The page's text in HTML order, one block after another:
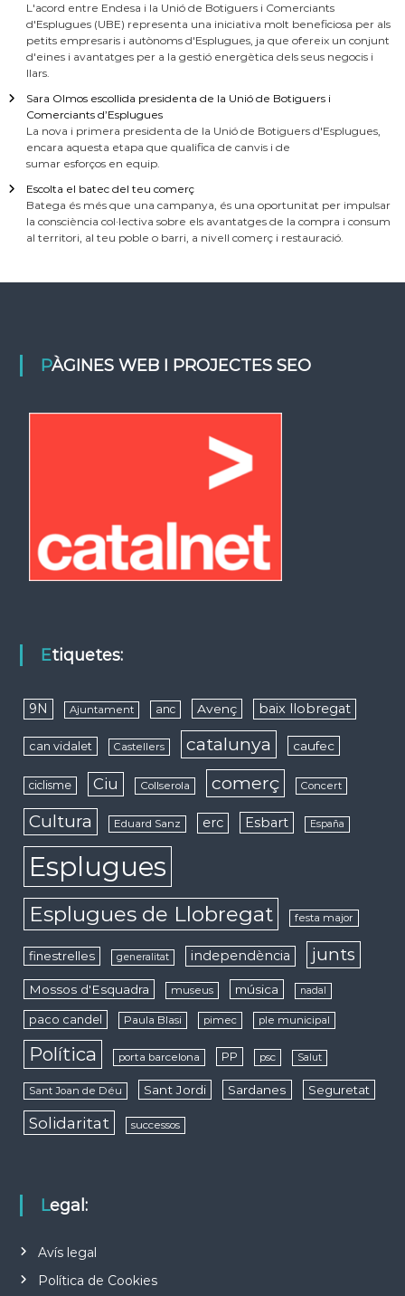
L'acord entre Endesa i la Unió de Botiguers i Comerciants
d'Esplugues (UBE) representa una iniciativa molt beneficiosa per als
petits empresaris i autònoms d'Esplugues, ja que ofereix un conjunt
d'eines i avantatges per a la gestió energètica dels seus negocis i
llars.
Sara Olmos escollida presidenta de la Unió de Botiguers i
Comerciants d’Esplugues
La nova i primera presidenta de la Unió de Botiguers d'Esplugues,
encara aquesta etapa que qualifica de canvis i de
sumar esforços en equip.
Escolta el batec del teu comerç
Batega és més que una campanya, és una oportunitat per impulsar
la consciència col·lectiva sobre els avantatges de la compra i consum
al territori, al teu poble o barri, a nivell comerç i restauració.
PÀGINES WEB I PROJECTES SEO
Etiquetes:
9N Ajuntament anc Avenç baix llobregat
can vidalet Castellers catalunya caufec
ciclisme Ciu Collserola comerç Concert
Cultura Eduard Sanz erc Esbart España
Esplugues
Esplugues de Llobregat festa major
finestrelles generalitat independència junts
Mossos d'Esquadra museus música nadal
paco candel Paula Blasi pimec ple municipal
Política porta barcelona PP psc Salut
Sant Joan de Déu Sant Jordi Sardanes Seguretat
Solidaritat successos
Legal:
Avís legal
Política de Cookies